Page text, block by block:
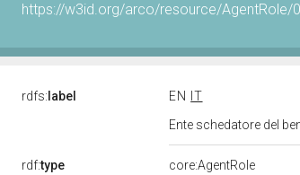
https://w3id.org/arco/resource/AgentRole/
rdfs: label EN
IT
Ente schedatore del
rdf:type
core:AgentRole